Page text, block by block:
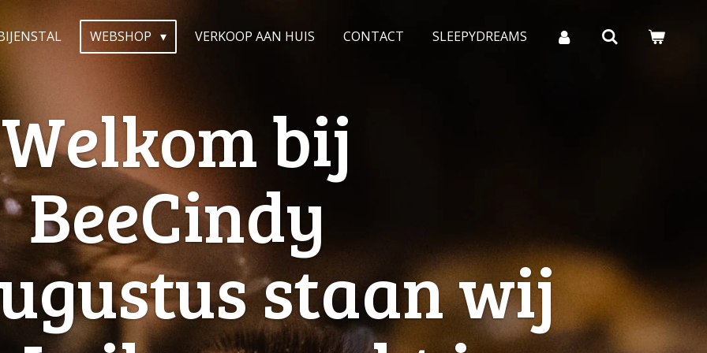
WEBSHOP VERKOOP AAN HUIS CONTACT SLEEPYDREAMS
Welkom bij
BeeCindy
staan wij